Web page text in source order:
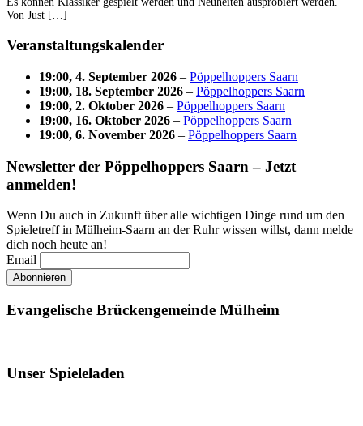
Von Just […]
Veranstaltungskalender
19:00, 4. September 2026 – Pöppelhoppers Saarn
19:00, 18. September 2026 – Pöppelhoppers Saarn
19:00, 2. Oktober 2026 – Pöppelhoppers Saarn
19:00, 16. Oktober 2026 – Pöppelhoppers Saarn
19:00, 6. November 2026 – Pöppelhoppers Saarn
Newsletter der Pöppelhoppers Saarn – Jetzt
anmelden!
Wenn Du auch in Zukunft über alle wichtigen Dinge rund um den
Spieletreff in Mülheim-Saarn an der Ruhr wissen willst, dann melde
dich noch heute an!
Email
Evangelische Brückengemeinde Mülheim
Unser Spieleladen